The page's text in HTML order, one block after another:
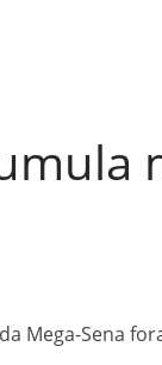
Mega-Sena